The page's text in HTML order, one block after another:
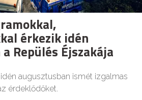
érkezik idén
Repülés Éjszakája
augusztusban ismét izgalmas
érdeklődőket.